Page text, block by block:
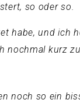
so oder so.
habe, und ich
nochmal kurz
noch so ein